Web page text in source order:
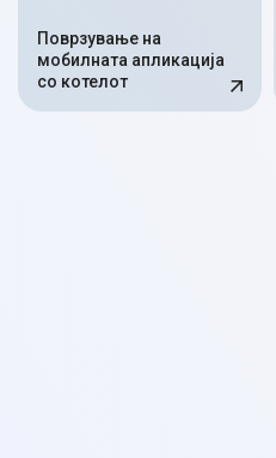
Поврзување на
мобилната апликација
со котелот